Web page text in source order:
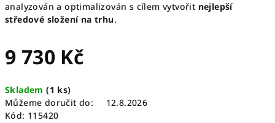
analyzován a optimalizován s cílem vytvořit nejlepší
středové složení na trhu.
9 730 Kč
cena:
Skladem(1 ks)
Můžeme doručit do:
12.8.2026
Kód: 115420